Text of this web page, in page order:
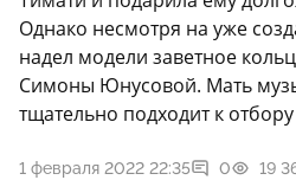
Однако несмотря на уже
надел модели заветное
Симоны Юнусовой. Мать
тщательно подходит к
1 февраля 2022 22:35 0 19